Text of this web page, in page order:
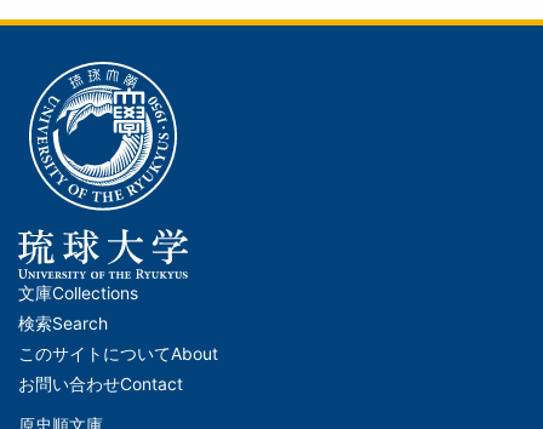
メ
イ
ン
文庫Collections
検索Search
このサイトについてAbout
お問い合わせContact
原忠順文庫